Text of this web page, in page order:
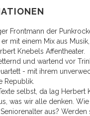
Frontmann der
mit einem Mix aus
Knebels Affentheater.
und wartend vor
- mit ihrem
Republik.
selbst, da lag Herbert
was wir alle denken.
aus? Werden